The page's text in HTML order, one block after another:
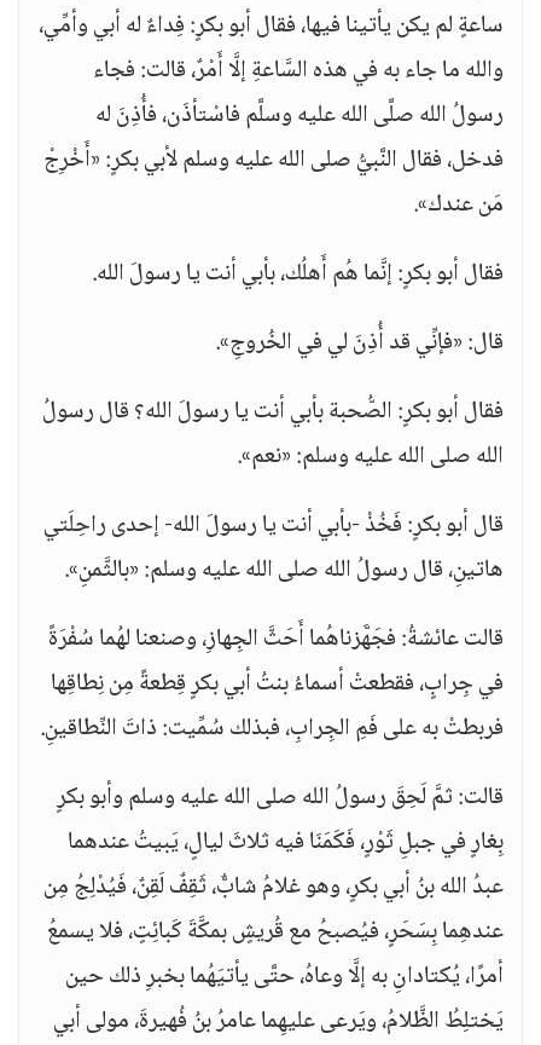
ساعةٍ لم يكن يأتينا فيها، فقال أبو بكرٍ: فِداءٌ له أبي وأمِّي،
والله ما جاء به في هذه السَّاعةِ إلَّا أَمْرٌ، قالت: فجاء
رسولُ الله صلَّى الله عليه وسلَّم فاسْتأذَن، فأُذِنَ له
فدخل، فقال النَّبيُّ صلى الله عليه وسلم لأبي بكرٍ: «أَخْرِجْ
مَن عندك».
فقال أبو بكرٍ: إنَّما هُم أَهلُك، بأبي أنت يا رسولَ الله.
قال: «فإنِّي قد أُذِنَ لي في الخُروجِ».
فقال أبو بكرٍ: الصُّحبة بأبي أنت يا رسولَ الله؟ قال رسولُ
الله صلى الله عليه وسلم: «نعم».
قال أبو بكرٍ: فَخُذْ -بأبي أنت يا رسولَ الله- إحدى راحِلَتي
هاتينِ، قال رسولُ الله صلى الله عليه وسلم: «بالثَّمنِ».
قالت عائشةُ: فجَهَّزناهُما أَحَثَّ الجِهازِ، وصنعنا لهُما سُفْرَةً
في جِرابٍ، فقطعتْ أسماءُ بنتُ أبي بكرٍ قِطعةً مِن نِطاقِها
فربطتْ به على فَمِ الجِرابِ، فبذلك سُمِّيت: ذاتَ النِّطاقينِ.
قالت: ثمَّ لَحِقَ رسولُ الله صلى الله عليه وسلم وأبو بكرٍ
بِغارٍ في جبلِ ثَوْرٍ، فَكَمَنَا فيه ثلاثَ ليالٍ، يَبيتُ عندهما
عبدُ الله بنُ أبي بكرٍ، وهو غلامُ شابٌّ، ثَقِفٌ لَقِنٌ، فَيُدْلِجُ مِن
عندهِما بِسَحَرٍ، فيُصبحُ مع قُريشٍ بمكَّةَ كَبائِتٍ، فلا يسمعُ
أمرًا، يُكتادانِ به إلَّا وعاهُ، حتَّى يأتيَهُما بخبرِ ذلك حين
يَختلِطُ الظَّلامُ، ويَرعى عليهِما عامرُ بنُ فُهيرةَ، مولى أبي